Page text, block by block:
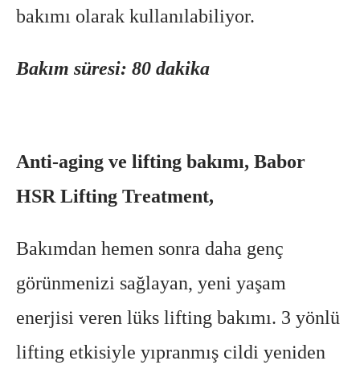
bakımı olarak kullanılabiliyor.
Bakım süresi: 80 dakika
Anti-aging ve lifting bakımı, Babor
HSR Lifting Treatment,
Bakımdan hemen sonra daha genç
görünmenizi sağlayan, yeni yaşam
enerjisi veren lüks lifting bakımı. 3 yönlü
lifting etkisiyle yıpranmış cildi yeniden